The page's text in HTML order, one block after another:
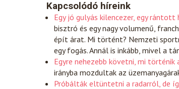
Kapcsolódó híreink
Egy jó gulyás kilencezer, egy
bisztró és egy nagy volumenű,
épít árat. Mi történt? Nemzeti
egy fogás. Annál is inkább, mivel a
Egyre nehezebb követni, mi
irányba mozdultak az
Próbálták eltüntetni a radarról, de